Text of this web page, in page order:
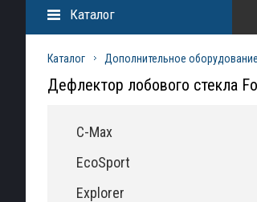
Каталог
Каталог Дополнительное оборудование
Дефлектор лобового стекла
C-Max
EcoSport
Explorer